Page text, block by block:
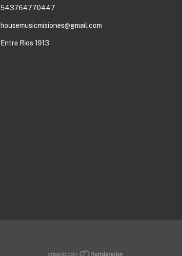
543764770447
housemusicmisiones@gmail.com
Entre Rios 1913